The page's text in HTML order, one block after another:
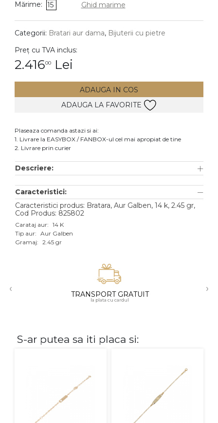
DIAMANTE Vezi toate
Cercei
Accesorii
Aur alb
Aur roz
Aur mixt
18K
Mărime: 15 Ghid marime
Categorii: Bratari aur dama, Bijuterii cu pietre
Preț cu TVA inclus:
2.41600 Lei
ADAUGA IN COS
ADAUGA LA FAVORITE
Plaseaza comanda astazi si ai:
1. Livrare la EASYBOX / FANBOX-ul cel mai apropiat de tine
2. Livrare prin curier
Descriere:
Caracteristici:
Caracteristici produs: Bratara, Aur Galben, 14 k, 2.45 gr,
Cod Produs: 825802
Carataj aur: 14 K
Tip aur: Aur Galben
Gramaj: 2.45 gr
‹ TRANSPORT GRATUIT
la plata cu cardul
›
S-ar putea sa iti placa si: